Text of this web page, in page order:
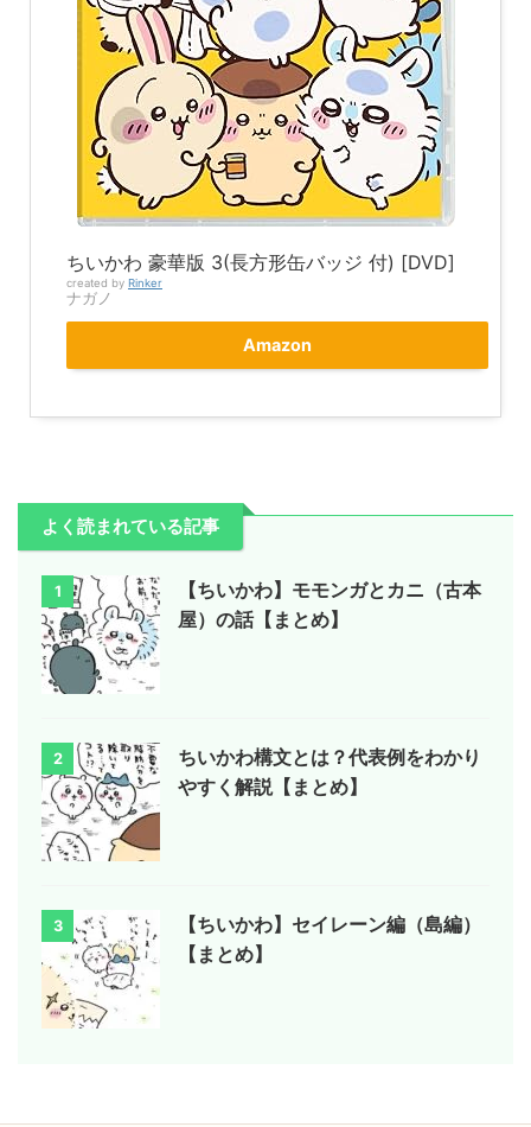
ちいかわ 豪華版 3(長方形缶バッジ 付) [DVD]
created by Rinker
ナガノ
Amazon
よく読まれている記事
1
【ちいかわ】モモンガとカニ（古本
屋）の話【まとめ】
2
ちいかわ構文とは？代表例をわかり
やすく解説【まとめ】
3
【ちいかわ】セイレーン編（島編）
【まとめ】